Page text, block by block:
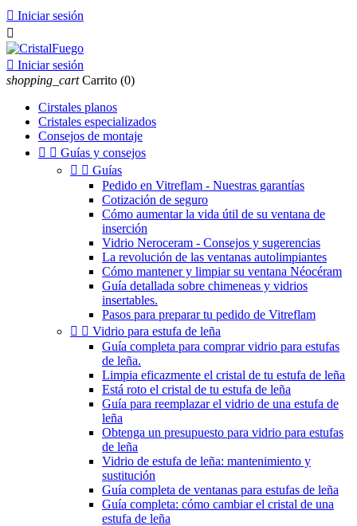
 Iniciar sesión

 Iniciar sesión
shopping_cart Carrito (0)
Cirstales planos
Cristales especializados
Consejos de montaje
  Guías y consejos
  Guías
Pedido en Vitreflam - Nuestras garantías
Cotización de seguro
Cómo aumentar la vida útil de su ventana de
inserción
Vidrio Neroceram - Consejos y sugerencias
La revolución de las ventanas autolimpiantes
Cómo mantener y limpiar su ventana Néocéram
Guía detallada sobre chimeneas y vidrios
insertables.
Pasos para preparar tu pedido de Vitreflam
  Vidrio para estufa de leña
Guía completa para comprar vidrio para estufas
de leña.
Limpia eficazmente el cristal de tu estufa de leña
Está roto el cristal de tu estufa de leña
Guía para reemplazar el vidrio de una estufa de
leña
Obtenga un presupuesto para vidrio para estufas
de leña
Vidrio de estufa de leña: mantenimiento y
sustitución
Guía completa de ventanas para estufas de leña
Guía completa: cómo cambiar el cristal de una
estufa de leña